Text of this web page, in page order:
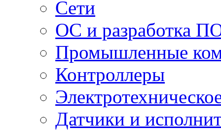
Сети
ОС и разработка
Промышленные
Контроллеры
Датчики и